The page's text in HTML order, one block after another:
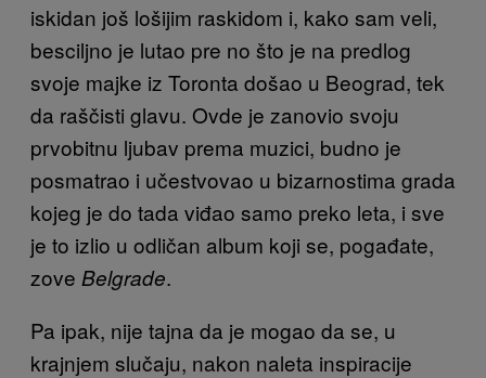
iskidan još lošijim raskidom i, kako sam veli,
besciljno je lutao pre no što je na predlog
svoje majke iz Toronta došao u Beograd, tek
da raščisti glavu. Ovde je zanovio svoju
prvobitnu ljubav prema muzici, budno je
posmatrao i učestvovao u bizarnostima grada
kojeg je do tada viđao samo preko leta, i sve
je to izlio u odličan album koji se, pogađate,
zove Belgrade.
Pa ipak, nije tajna da je mogao da se, u
krajnjem slučaju, nakon naleta inspiracije